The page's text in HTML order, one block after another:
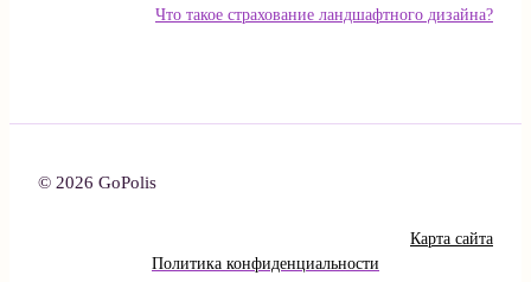
Что такое страхование ландшафтного дизайна?
© 2026 GoPolis
Карта сайта
Политика конфиденциальности